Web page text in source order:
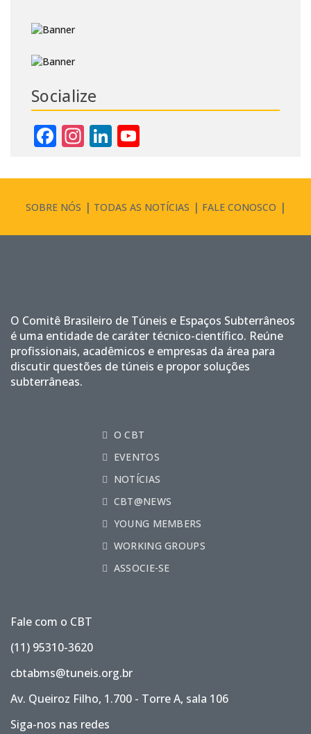
Socialize
Facebook
Instagram
LinkedIn
SOBRE NÓS TODAS AS NOTÍCIAS FALE CONOSCO
O Comitê Brasileiro de Túneis e Espaços Subterrâneos
é uma entidade de caráter técnico-científico. Reúne
profissionais, acadêmicos e empresas da área para
discutir questões de túneis e propor soluções
subterrâneas.
O CBT
EVENTOS
NOTÍCIAS
CBT@NEWS
YOUNG MEMBERS
WORKING GROUPS
ASSOCIE-SE
Fale com o CBT
(11) 95310-3620
cbtabms@tuneis.org.br
Av. Queiroz Filho, 1.700 - Torre A, sala 106
Siga-nos nas redes